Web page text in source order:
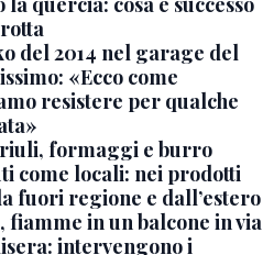
del 2014 nel garage del
«Ecco come
resistere per qualche
formaggi e burro
come locali: nei prodotti
fuori regione e dall’estero
fiamme in un balcone in via
intervengono i